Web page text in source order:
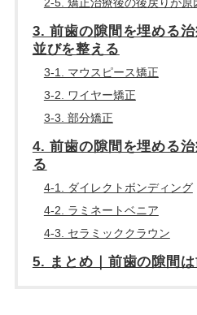
3. 前歯の隙間を埋める
並びを整える
3-1. マウスピース矯正
3-2. ワイヤー矯正
3-3. 部分矯正
4. 前歯の隙間を埋める
る
4-1. ダイレクトボンディング
4-2. ラミネートベニア
4-3. セラミッククラウン
5. まとめ｜前歯の隙間